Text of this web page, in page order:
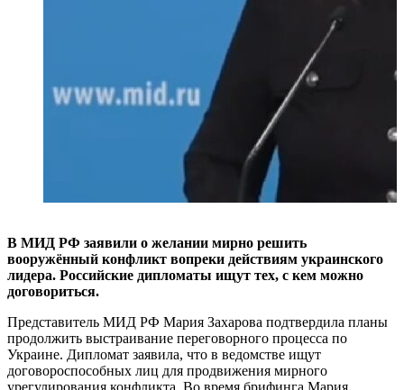
В МИД РФ заявили о желании мирно решить
вооружённый конфликт вопреки действиям украинского
лидера. Российские дипломаты ищут тех, с кем можно
договориться.
Представитель МИД РФ Мария Захарова подтвердила планы
продолжить выстраивание переговорного процесса по
Украине. Дипломат заявила, что в ведомстве ищут
договороспособных лиц для продвижения мирного
урегулирования конфликта. Во время брифинга Мария